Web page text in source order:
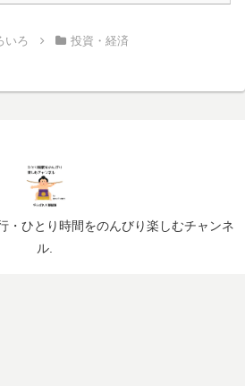
いろ 投資・経済
・ひとり時間をのんびり楽しむチャンネ
ル.